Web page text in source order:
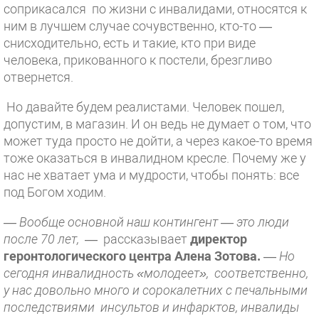
соприкасался по жизни с инвалидами, относятся к
ним в лучшем случае сочувственно, кто-то —
снисходительно, есть и такие, кто при виде
человека, прикованного к постели, брезгливо
отвернется.
Но давайте будем реалистами. Человек пошел,
допустим, в магазин. И он ведь не думает о том, что
может туда просто не дойти, а через какое-то время
тоже оказаться в инвалидном кресле. Почему же у
нас не хватает ума и мудрости, чтобы понять: все
под Богом ходим.
— Вообще основной наш контингент — это люди
после 70 лет, — рассказываетдиректор
геронтологического центра Алена Зотова. — Но
сегодня инвалидность «молодеет», соответственно,
у нас довольно много и сорокалетних с печальными
последствиями инсультов и инфарктов, инвалиды